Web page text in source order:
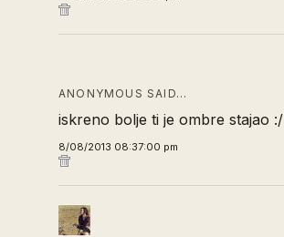
ANONYMOUS SAID…
iskreno bolje ti je ombre stajao :/
8/08/2013 08:37:00 pm